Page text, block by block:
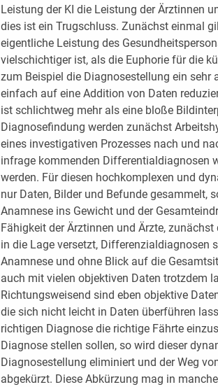
Leistung der KI die Leistung der Ärztinnen
dies ist ein Trugschluss. Zunächst einmal
eigentliche Leistung des
vielschichtiger ist, als die Euphorie für die
zum Beispiel die Diagnosestellung ein sehr
einfach auf eine Addition von Daten
ist schlichtweg mehr als eine bloße
Diagnosefindung werden zunächst
eines investigativen Prozesses nach und
infrage kommenden Differentialdiagnosen
werden. Für diesen hochkomplexen und
nur Daten, Bilder und Befunde gesammelt,
Anamnese ins Gewicht und der
Fähigkeit der Ärztinnen und Ärzte,
in die Lage versetzt, Differenzialdiagnosen
Anamnese und ohne Blick auf die
auch mit vielen objektiven Daten trotzdem
Richtungsweisend sind eben objektive
die sich nicht leicht in Daten überführen
richtigen Diagnose die richtige Fährte
Diagnose stellen sollen, so wird dieser
Diagnosestellung eliminiert und der Weg
abgekürzt. Diese Abkürzung mag in